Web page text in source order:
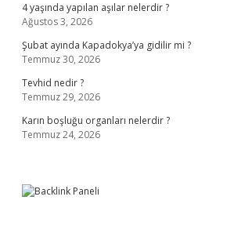
4 yaşında yapılan aşılar nelerdir ?
Ağustos 3, 2026
Şubat ayında Kapadokya’ya gidilir mi ?
Temmuz 30, 2026
Tevhid nedir ?
Temmuz 29, 2026
Karın boşluğu organları nelerdir ?
Temmuz 24, 2026